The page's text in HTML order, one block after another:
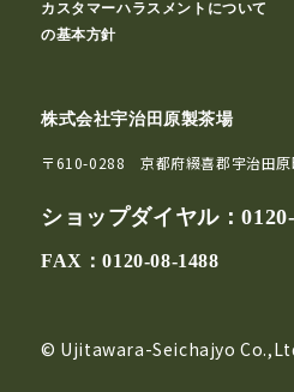
カスタマーハラスメントについて
の基本方針
株式会社宇治田原製茶場
〒610-0288 京都府綴喜郡宇治田原
ショップダイヤル：
FAX：0120-08-1488
© Ujitawara-Seichajyo